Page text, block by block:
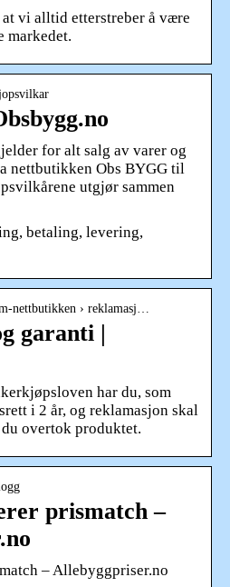
vi alltid etterstreber å være
markedet.
for alt salg av varer og
nettbutikken Obs BYGG til
utgjør sammen
betaling, levering,
nettbutikken › reklamasj…
garanti |
har du, som
i 2 år, og reklamasjon skal
overtok produktet.
prismatch –
– Allebyggpriser.no